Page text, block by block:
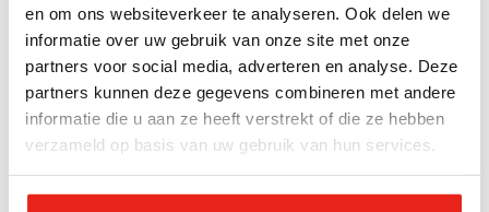
en om ons websiteverkeer te analyseren. Ook delen we
informatie over uw gebruik van onze site met onze
partners voor social media, adverteren en analyse. Deze
partners kunnen deze gegevens combineren met andere
informatie die u aan ze heeft verstrekt of die ze hebben
verzameld op basis van uw gebruik van hun services.
strijd woedt voort. Weken worden maanden en
Oekraïne wint meer en meer terrein in het Oosten
en Zuiden van het land. In Nederland bereidt men
zich voor op het inrichten van ‘grote
opvanglocaties’ voor Oekraïners. Tienduizenden
locaties in Nederland. Daarbij worden gebouwen